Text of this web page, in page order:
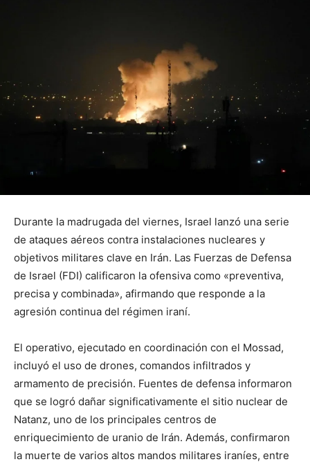
Durante la madrugada del viernes, Israel lanzó una serie
de ataques aéreos contra instalaciones nucleares y
objetivos militares clave en Irán. Las Fuerzas de Defensa
de Israel (FDI) calificaron la ofensiva como «preventiva,
precisa y combinada», afirmando que responde a la
agresión continua del régimen iraní.
El operativo, ejecutado en coordinación con el Mossad,
incluyó el uso de drones, comandos infiltrados y
armamento de precisión. Fuentes de defensa informaron
que se logró dañar significativamente el sitio nuclear de
Natanz, uno de los principales centros de
enriquecimiento de uranio de Irán. Además, confirmaron
la muerte de varios altos mandos militares iraníes, entre